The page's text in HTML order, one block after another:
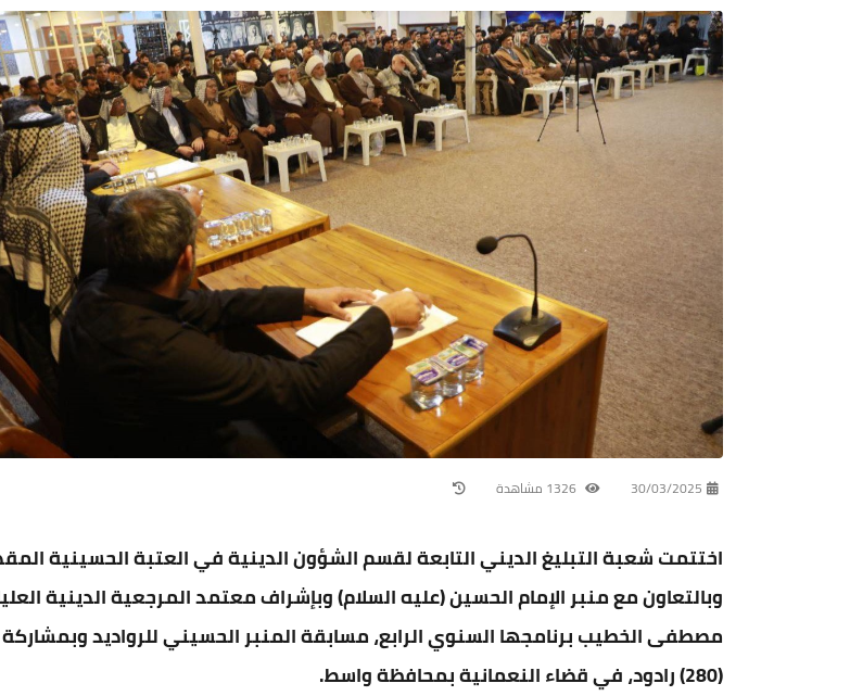
30/03/2025
اختتمت شعبة التبليغ الديني التابعة لقسم الشؤون الدينية في العتبة الحسينية
وبالتعاون مع منبر الإمام الحسين (عليه السلام) وبإشراف معتمد المرجعية الدينية
مصطفى الخطيب برنامجها السنوي الرابع، مسابقة المنبر الحسيني للرواديد
(280) رادود، في قضاء النعمانية بمحافظة واسط.